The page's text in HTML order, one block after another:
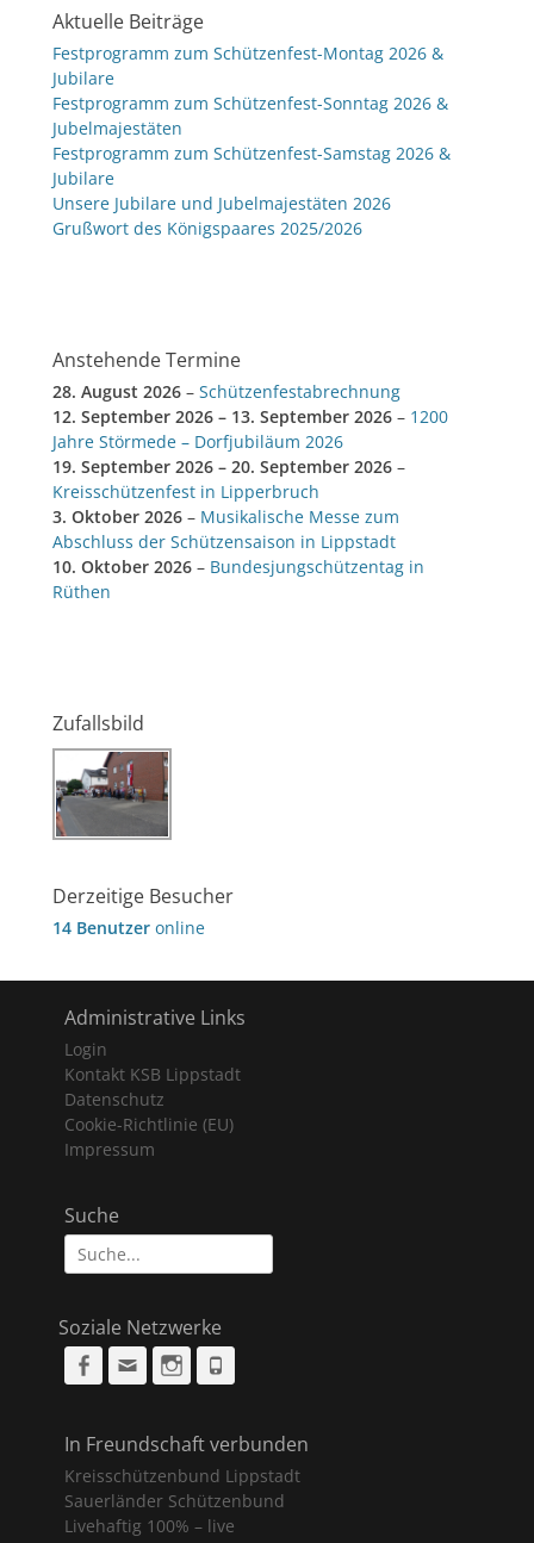
Aktuelle Beiträge
Festprogramm zum Schützenfest-Montag 2026 &
Jubilare
Festprogramm zum Schützenfest-Sonntag 2026 &
Jubelmajestäten
Festprogramm zum Schützenfest-Samstag 2026 &
Jubilare
Unsere Jubilare und Jubelmajestäten 2026
Grußwort des Königspaares 2025/2026
Anstehende Termine
28. August 2026 – Schützenfestabrechnung
12. September 2026 – 13. September 2026 – 1200
Jahre Störmede – Dorfjubiläum 2026
19. September 2026 – 20. September 2026 –
Kreisschützenfest in Lipperbruch
3. Oktober 2026 – Musikalische Messe zum
Abschluss der Schützensaison in Lippstadt
10. Oktober 2026 – Bundesjungschützentag in
Rüthen
Zufallsbild
Derzeitige Besucher
14 Benutzer online
Administrative Links
Login
Kontakt KSB Lippstadt
Datenschutz
Cookie-Richtlinie (EU)
Impressum
Suche
Suche
nach:
Soziale Netzwerke
Facebook
Email Instagram
In Freundschaft verbunden
Kreisschützenbund Lippstadt
Sauerländer Schützenbund
Livehaftig 100% – live